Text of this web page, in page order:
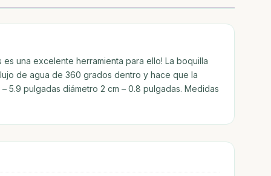
una excelente herramienta para ello! La boquilla
de agua de 360 grados dentro y hace que la
5.9 pulgadas diámetro 2 cm – 0.8 pulgadas. Medidas